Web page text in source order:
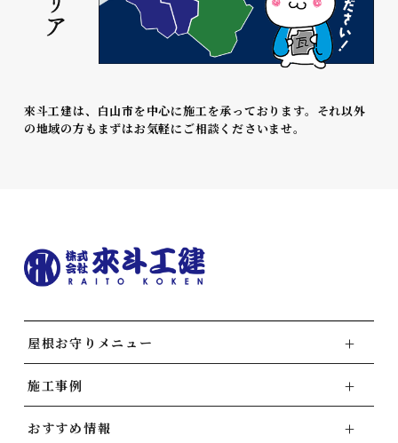
來斗工建は、白山市を中心に施工を承っております。それ以外
の地域の方もまずはお気軽にご相談くださいませ。
屋根お守りメニュー
施工事例
おすすめ情報